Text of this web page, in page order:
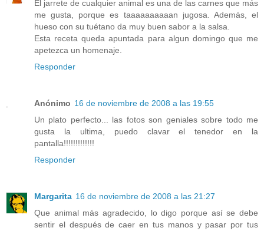
El jarrete de cualquier animal es una de las carnes que más
me gusta, porque es taaaaaaaaaan jugosa. Además, el
hueso con su tuétano da muy buen sabor a la salsa.
Esta receta queda apuntada para algun domingo que me
apetezca un homenaje.
Responder
Anónimo 16 de noviembre de 2008 a las 19:55
Un plato perfecto... las fotos son geniales sobre todo me
gusta la ultima, puedo clavar el tenedor en la
pantalla!!!!!!!!!!!!!
Responder
Margarita 16 de noviembre de 2008 a las 21:27
Que animal más agradecido, lo digo porque así se debe
sentir el después de caer en tus manos y pasar por tus